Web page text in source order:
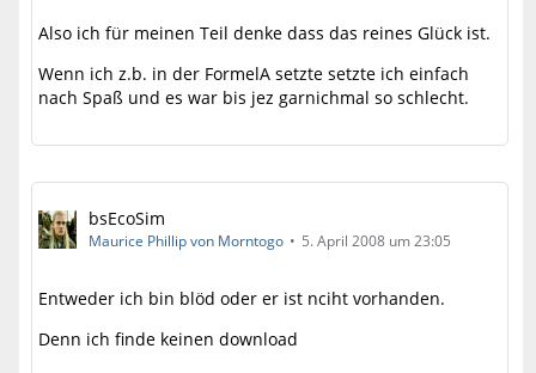
Also ich für meinen Teil denke dass das reines Glück ist.
Wenn ich z.b. in der FormelA setzte setzte ich einfach
nach Spaß und es war bis jez garnichmal so schlecht.
bsEcoSim
Maurice Phillip von Morntogo 5. April 2008 um 23:05
Entweder ich bin blöd oder er ist nciht vorhanden.
Denn ich finde keinen download